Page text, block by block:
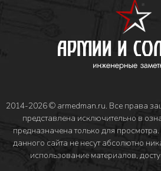
2014-2026 © armedman.ru. Все права
представлена исключительно в
предназначена только для
данного сайта не несут абсолютно
использование материалов,